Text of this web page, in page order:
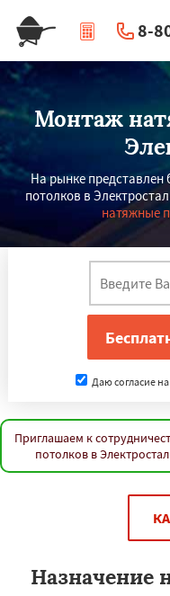
8-
|
Монтаж
На рынке
потолков в
натяжные
Даю согласие
Приглашаем к
потолков в
Назначение